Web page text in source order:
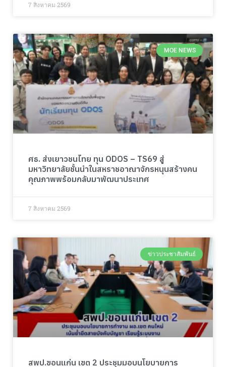
7 สิงหาคม 2569
MOE NEWS
ศธ. ส่งเยาวชนไทย ทุน ODOS – TS69 สู่
มหาวิทยาลัยชั้นนำในสหราชอาณาจักรหนุนสร้างคน
คุณภาพพร้อมกลับมาพัฒนาประเทศ
7 สิงหาคม 2569
ข่าวประชาสัมพันธ์
สพป.ขอนแก่น เขต 2 ประชุมมอบนโยบายการ